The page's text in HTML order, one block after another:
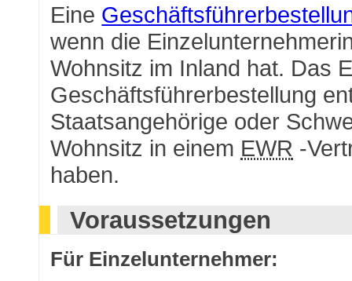
Eine
wenn die
Wohnsitz im Inland hat. Das
Geschäftsführerbestellung
Staatsangehörige oder
Wohnsitz in einem EWR -
haben.
Voraussetzungen
Für Einzelunternehmer: